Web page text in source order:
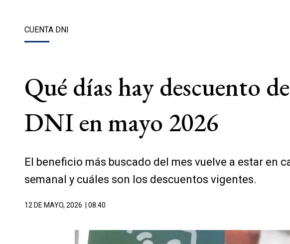
CUENTA DNI
Qué días hay descuento
DNI en mayo 2026
El beneficio más buscado del mes vuelve a estar en
semanal y cuáles son los descuentos vigentes.
12 DE MAYO, 2026 | 08.40